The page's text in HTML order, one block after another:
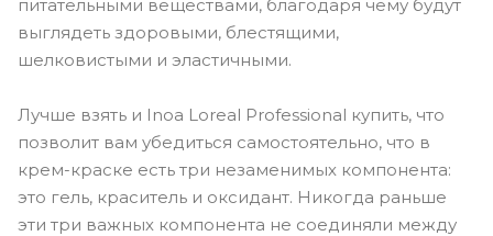
питательными веществами, благодаря чему будут
выглядеть здоровыми, блестящими,
шелковистыми и эластичными.
Лучше взять и Inoa Loreal Professional купить, что
позволит вам убедиться самостоятельно, что в
крем-краске есть три незаменимых компонента:
это гель, краситель и оксидант. Никогда раньше
эти три важных компонента не соединяли между